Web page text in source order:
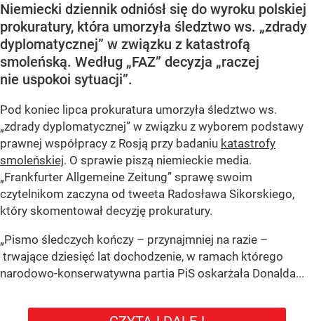
Niemiecki dziennik odniósł się do wyroku polskiej
prokuratury, która umorzyła śledztwo ws. „zdrady
dyplomatycznej” w związku z katastrofą
smoleńską. Według „FAZ” decyzja „raczej
nie uspokoi sytuacji”.
Pod koniec lipca prokuratura umorzyła śledztwo ws.
„zdrady dyplomatycznej” w związku z wyborem podstawy
prawnej współpracy z Rosją przy badaniu katastrofy
smoleńskiej. O sprawie piszą niemieckie media.
„Frankfurter Allgemeine Zeitung” sprawę swoim
czytelnikom zaczyna od tweeta Radosława Sikorskiego,
który skomentował decyzję prokuratury.
„Pismo śledczych kończy – przynajmniej na razie –
trwające dziesięć lat dochodzenie, w ramach którego
narodowo-konserwatywna partia PiS oskarżała Donalda...